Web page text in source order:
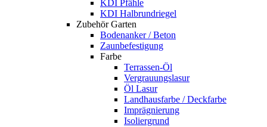
KDI Pfähle
KDI Halbrundriegel
Zubehör Garten
Bodenanker / Beton
Zaunbefestigung
Farbe
Terrassen-Öl
Vergrauungslasur
Öl Lasur
Landhausfarbe / Deckfarbe
Imprägnierung
Isoliergrund